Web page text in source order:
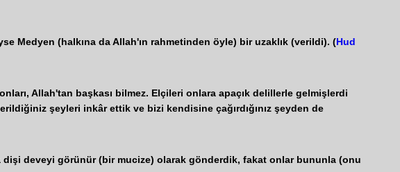
Medyen (halkına da Allah'ın rahmetinden öyle) bir uzaklık (verildi). (Hud
Allah'tan başkası bilmez. Elçileri onlara apaçık delillerle gelmişlerdi
şeyleri inkâr ettik ve bizi kendisine çağırdığınız şeyden de
dişi deveyi görünür (bir mucize) olarak gönderdik, fakat onlar bununla (onu